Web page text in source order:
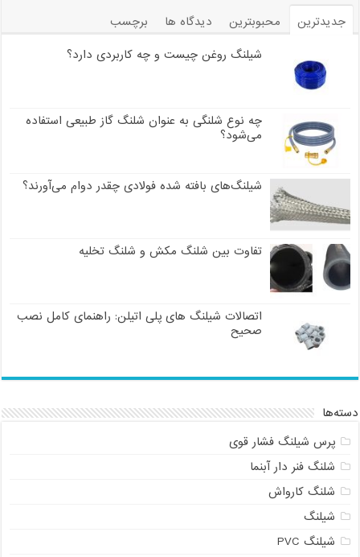
جدیدترین محبوبترین دیدگاه ها
برچسب
شیلنگ روغن چیست و چه کاربردی دارد؟
چه نوع شلنگی به عنوان شلنگ گاز طبیعی استفاده
می‌شود؟
شیلنگ‌های بافته شده فولادی چقدر دوام می‌آورند؟
تفاوت بین شلنگ مکش و شلنگ تخلیه
اتصالات شیلنگ های پلی اتیلن: راهنمای کامل نصب
صحیح
دسته‌ها
پرس شیلنگ فشار قوی
شلنگ فنر دار آبنما
شلنگ کارواش
شیلنگ
شیلنگ PVC